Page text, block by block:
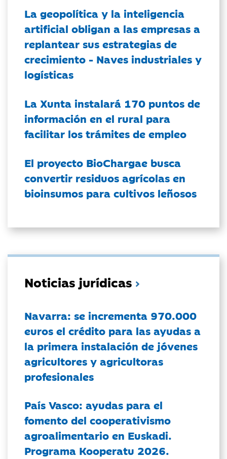
La geopolítica y la inteligencia
artificial obligan a las empresas a
replantear sus estrategias de
crecimiento - Naves industriales y
logísticas
La Xunta instalará 170 puntos de
información en el rural para
facilitar los trámites de empleo
El proyecto BioChargae busca
convertir residuos agrícolas en
bioinsumos para cultivos leñosos
Noticias jurídicas
Navarra: se incrementa 970.000
euros el crédito para las ayudas a
la primera instalación de jóvenes
agricultores y agricultoras
profesionales
País Vasco: ayudas para el
fomento del cooperativismo
agroalimentario en Euskadi.
Programa Kooperatu 2026.